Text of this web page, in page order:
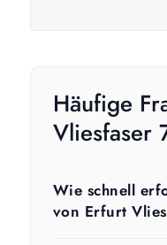
Häufige
Vliesfaser
Wie schnell
von Erfurt